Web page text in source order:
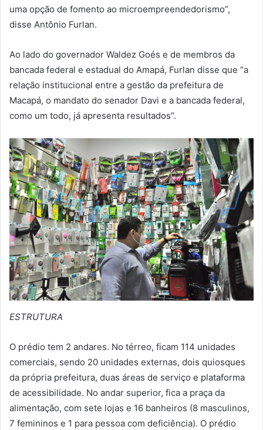
uma opção de fomento ao microempreendedorismo”,
disse Antônio Furlan.
Ao lado do governador Waldez Goés e de membros da
bancada federal e estadual do Amapá, Furlan disse que “a
relação institucional entre a gestão da prefeitura de
Macapá, o mandato do senador Davi e a bancada federal,
como um todo, já apresenta resultados”.
ESTRUTURA
O prédio tem 2 andares. No térreo, ficam 114 unidades
comerciais, sendo 20 unidades externas, dois quiosques
da própria prefeitura, duas áreas de serviço e plataforma
de acessibilidade. No andar superior, fica a praça da
alimentação, com sete lojas e 16 banheiros (8 masculinos,
7 femininos e 1 para pessoa com deficiência). O prédio